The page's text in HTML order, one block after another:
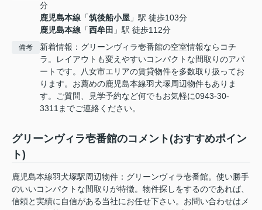
分
鹿児島本線 「筑後船小屋 」駅 徒歩103分
鹿児島本線 「西牟田 」駅 徒歩112分
備考
新着情報：グリーンヴィラ壱番館の空室情報ならコチ
ラ。レイアウトも変えやすいコンパクトな間取りのアパ
ートです。八女市エリアの賃貸物件を多数取り扱ってお
ります。お薦めの鹿児島本線羽犬塚周辺物件もありま
す。ご質問、見学予約など何でもお気軽に0943-30-
3311までご連絡ください。
グリーンヴィラ壱番館のコメント(おすすめポイン
ト)
鹿児島本線羽犬塚駅周辺物件：グリーンヴィラ壱番館。使い勝手
のいいコンパクトな間取りが特徴。物件探しをするのであれば、
信頼と実績に自信がある当社にお任せ下さい。お問い合わせはメ